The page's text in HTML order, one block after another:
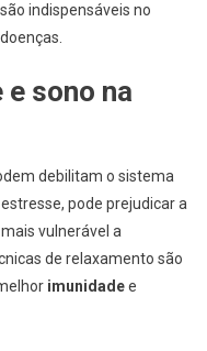
indispensáveis no
sono na
debilitam o sistema
pode prejudicar a
vulnerável a
de relaxamento são
imunidadee